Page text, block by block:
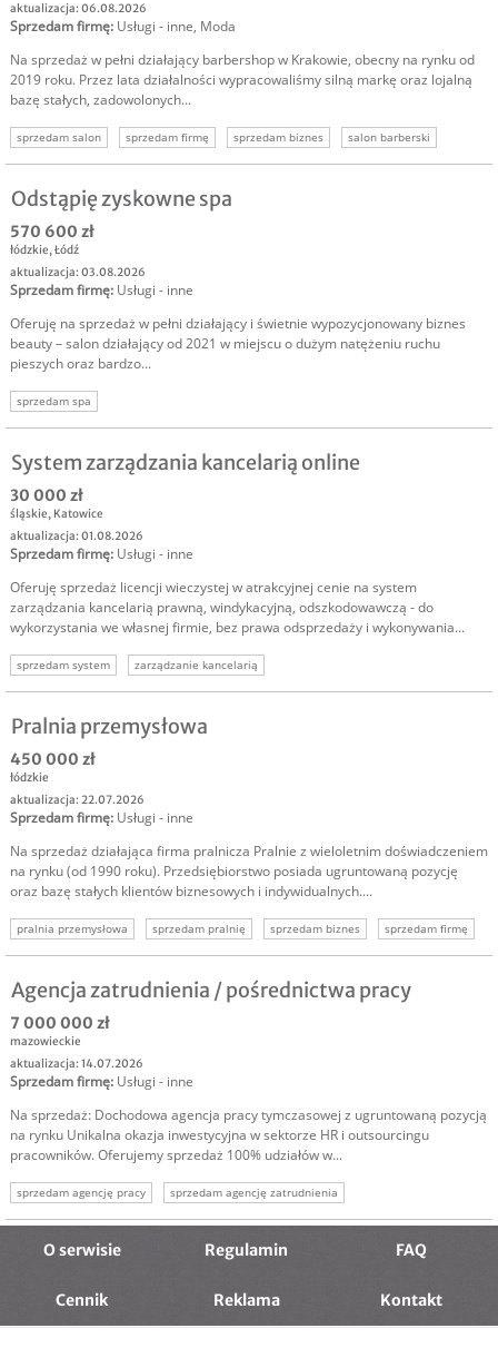
aktualizacja: 06.08.2026
Sprzedam firmę: Usługi - inne, Moda
Na sprzedaż w pełni działający barbershop w Krakowie, obecny na rynku od
2019 roku. Przez lata działalności wypracowaliśmy silną markę oraz lojalną
bazę stałych, zadowolonych...
sprzedam salon sprzedam firmę sprzedam biznes
salon barberski
sprzedam biznes kraków
Odstąpię zyskowne spa
570 600 zł
łódzkie,Łódź
aktualizacja: 03.08.2026
Sprzedam firmę: Usługi - inne
Oferuję na sprzedaż w pełni działający i świetnie wypozycjonowany biznes
beauty – salon działający od 2021 w miejscu o dużym natężeniu ruchu
pieszych oraz bardzo...
sprzedam spa
System zarządzania kancelarią online
30 000 zł
śląskie, Katowice
aktualizacja: 01.08.2026
Sprzedam firmę: Usługi - inne
Oferuję sprzedaż licencji wieczystej w atrakcyjnej cenie na system
zarządzania kancelarią prawną, windykacyjną, odszkodowawczą - do
wykorzystania we własnej firmie, bez prawa odsprzedaży i wykonywania...
sprzedam system zarządzanie kancelarią
Pralnia przemysłowa
450 000 zł
łódzkie
aktualizacja: 22.07.2026
Sprzedam firmę: Usługi - inne
Na sprzedaż działająca firma pralnicza Pralnie z wieloletnim doświadczeniem
na rynku (od 1990 roku). Przedsiębiorstwo posiada ugruntowaną pozycję
oraz bazę stałych klientów biznesowych i indywidualnych....
pralnia przemysłowa sprzedam pralnię sprzedam biznes sprzedam firmę
Agencja zatrudnienia / pośrednictwa pracy
7 000 000 zł
mazowieckie
aktualizacja: 14.07.2026
Sprzedam firmę: Usługi - inne
Na sprzedaż: Dochodowa agencja pracy tymczasowej z ugruntowaną pozycją
na rynku Unikalna okazja inwestycyjna w sektorze HR i outsourcingu
pracowników. Oferujemy sprzedaż 100% udziałów w...
sprzedam agencję pracy
sprzedam agencję zatrudnienia
sprzedam agencję pośrednictwa
pośrednictwo pracy
O serwisie Regulamin FAQ
Cennik Reklama Kontakt